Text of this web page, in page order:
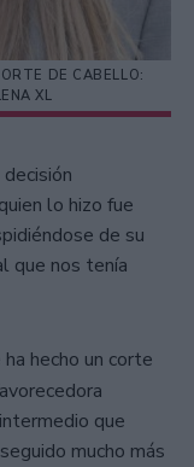
DE CABELLO:
XL
lo hizo fue
de su
que nos tenía
hecho un corte
que
mucho más